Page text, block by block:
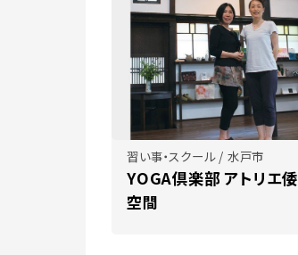
習い事・スクール / 水戸市
YOGA倶楽部 アトリエ倭
空間